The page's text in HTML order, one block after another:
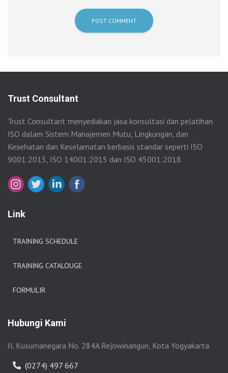
Trust Consultant
Trust Consultant menyediakan jasa konsultasi dan pelatihan
ISO dalam Sistem Manajemen Mutu, Lingkungan, dan
Kesehatan dan Keselamatan berbasis standar seperti ISO
9001:2015, ISO 14001:2015 dan ISO 45001:2018.
Link
TRAINING SCHEDULE
TRAINING CATALOUGE
FORMULIR
Hubungi Kami
Jl. Kusumanegara No. 284A Rejowinangun, Kota Yogyakarta
(0274) 497 667